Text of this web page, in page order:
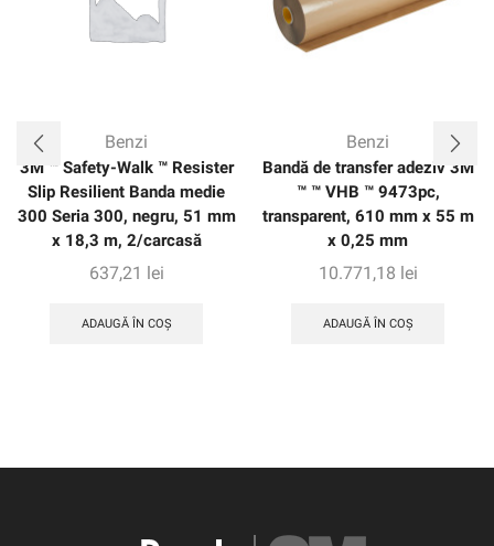
Benzi
3M ™ Safety-Walk ™ Resister
Slip Resilient Banda medie
300 Seria 300, negru, 51 mm
x 18,3 m, 2/carcasă
637,21 lei
ADAUGĂ ÎN COȘ
Benzi
Bandă de transfer adeziv 3M
™ ™ VHB ™ 9473pc,
transparent, 610 mm x 55 m
x 0,25 mm
10.771,18 lei
ADAUGĂ ÎN COȘ